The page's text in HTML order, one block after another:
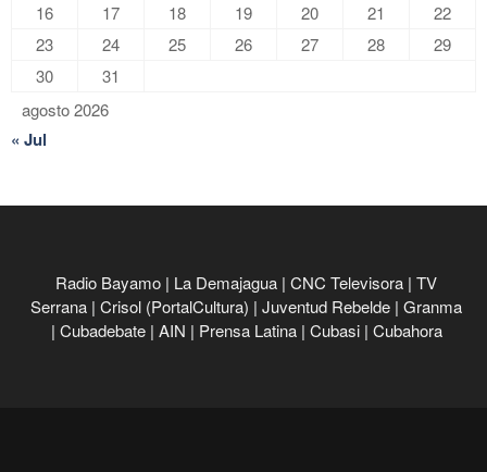
agosto 2026
16
17 18 19 20 21
22
23
24 25 26 27 28
29
30
31
« Jul
Radio Bayamo | La Demajagua | CNC Televisora | TV
Serrana | Crisol (PortalCultura) | Juventud Rebelde | Granma
| Cubadebate | AIN | Prensa Latina | Cubasi | Cubahora